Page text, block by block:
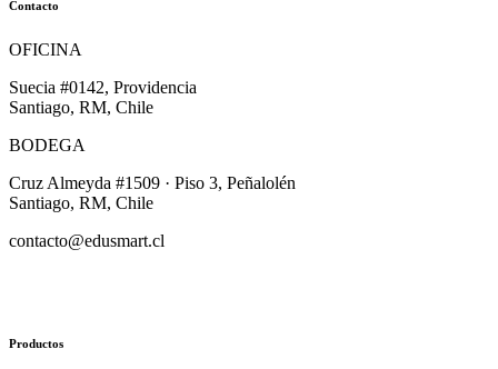
Contacto
OFICINA
Suecia #0142, Providencia
Santiago, RM, Chile
BODEGA
Cruz Almeyda #1509 · Piso 3, Peñalolén
Santiago, RM, Chile
contacto@edusmart.cl
Productos